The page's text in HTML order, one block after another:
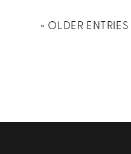
« OLDER ENTRIES